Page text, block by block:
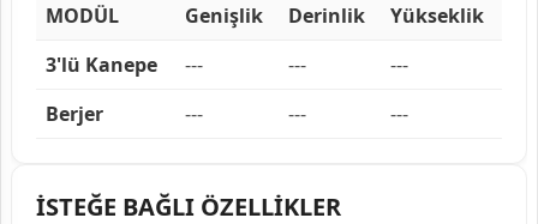
MODÜL Genişlik Derinlik
Yükseklik
3'lü Kanepe
--- ---
---
Berjer
--- --- ---
İSTEĞE BAĞLI ÖZELLİKLER